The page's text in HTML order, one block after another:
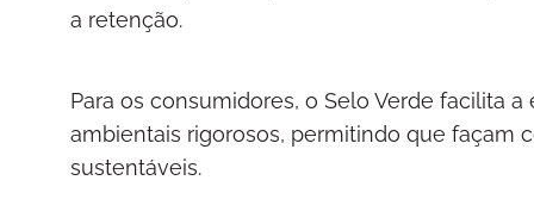
a retenção.
Para os consumidores, o Selo Verde facilita
ambientais rigorosos, permitindo que façam
sustentáveis.